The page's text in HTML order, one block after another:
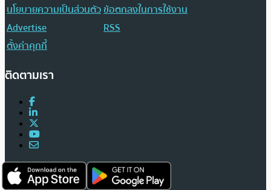
นโยบายความเป็นส่วนตัวข้อตกลงในการใช้งาน
Advertise
RSS
ตั้งค่าคุกกี้
ติดตามเรา